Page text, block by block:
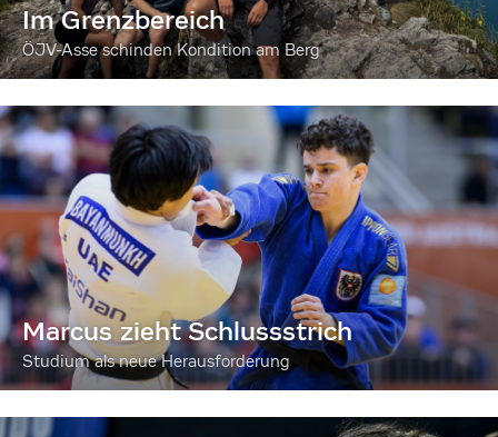
Im Grenzbereich
ÖJV-Asse schinden Kondition am Berg
Marcus zieht Schlussstrich
Studium als neue Herausforderung